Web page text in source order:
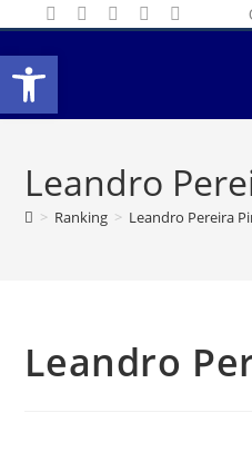
Abrir a barra
Leandro
> Ranking > Leandro Pereira
Leandro